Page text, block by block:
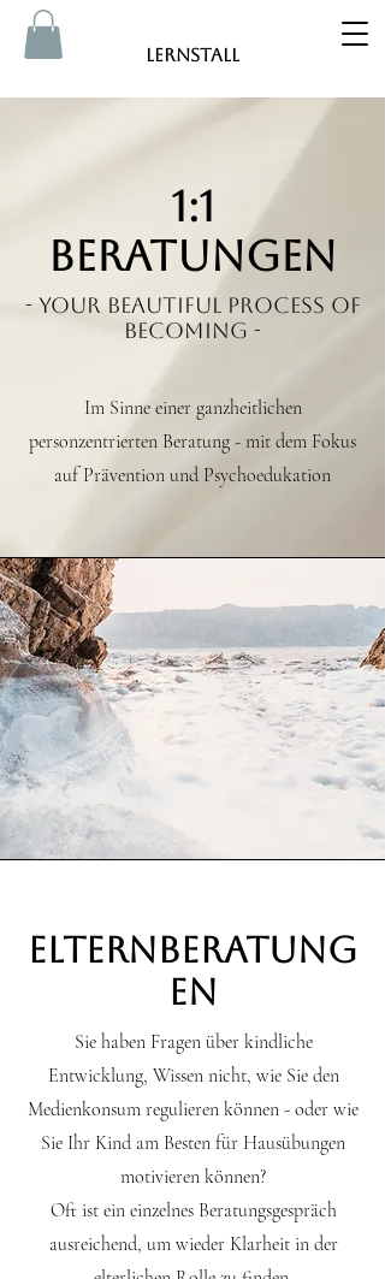
Lernstall
1:1
Beratungen
- your beautiful process of
becoming -
Im Sinne einer ganzheitlichen
personzentrierten Beratung - mit dem Fokus
auf Prävention und Psychoedukation
Elternberatung
en
Sie haben Fragen über kindliche
Entwicklung, Wissen nicht, wie Sie den
Medienkonsum regulieren können - oder wie
Sie Ihr Kind am Besten für Hausübungen
motivieren können?
Oft ist ein einzelnes Beratungsgespräch
ausreichend, um wieder Klarheit in der